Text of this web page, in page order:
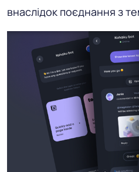
внаслідок поєднання з